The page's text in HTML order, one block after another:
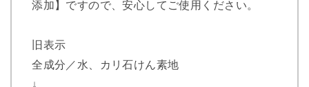
添加】ですので、安心してご使用ください。
旧表示
全成分／水、カリ石けん素地
↓